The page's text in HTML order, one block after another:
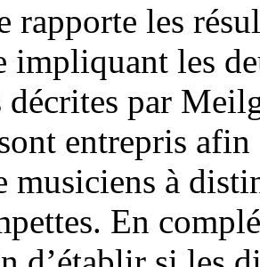
rapporte les
impliquant les
décrites par
entrepris
musiciens à
En